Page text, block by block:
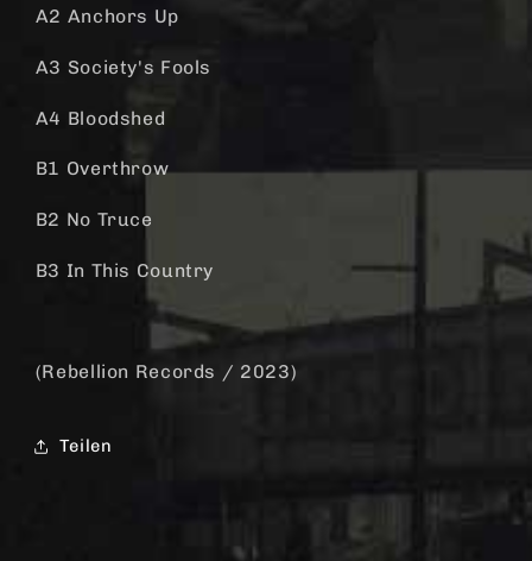
A2 Anchors Up
A3 Society's Fools
A4 Bloodshed
B1 Overthrow
B2 No Truce
B3 In This Country
(Rebellion Records / 2023)
Teilen